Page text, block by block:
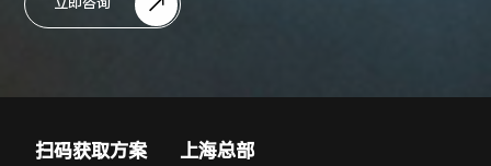
立即咨询
扫码获取方案 上海总部